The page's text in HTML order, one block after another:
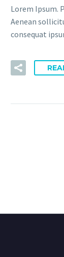
Lorem Ipsum.
Aenean
consequat